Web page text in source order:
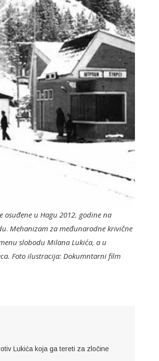
u Hagu 2012. godine na
. Mehanizam za međunarodne krivične
slobodu Milana Lukića, a u
Foto ilustracija: Dokumntarni film
Lukića koja ga tereti za zločine